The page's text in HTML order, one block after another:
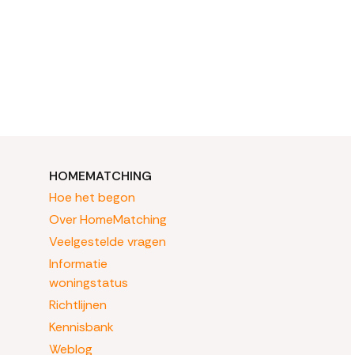
HOMEMATCHING
Hoe het begon
Over HomeMatching
Veelgestelde vragen
Informatie
woningstatus
Richtlijnen
Kennisbank
Weblog